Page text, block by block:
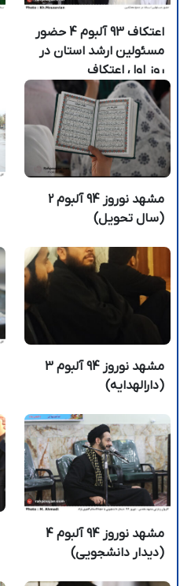
اعتکاف 93 آلبوم 4 حضور
مسئولین ارشد استان در
روز اول اعتکاف
مشهد نوروز 94 آلبوم 2
(سال تحويل)
مشهد نوروز 94 آلبوم 3
(دارالهدایه)
مشهد نوروز 94 آلبوم 4
(دیدار دانشجویی)